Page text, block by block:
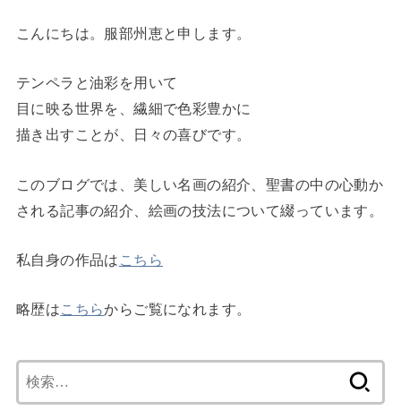
こんにちは。服部州恵と申します。
テンペラと油彩を用いて
目に映る世界を、繊細で色彩豊かに
描き出すことが、日々の喜びです。
このブログでは、美しい名画の紹介、聖書の中の心動か
される記事の紹介、絵画の技法について綴っています。
私自身の作品は こちら
略歴はこちらからご覧になれます。
索: